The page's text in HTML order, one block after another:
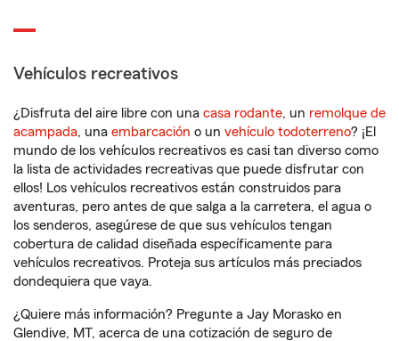
Vehículos recreativos
¿Disfruta del aire libre con una casa rodante, un remolque de
acampada, una embarcación o un vehículo todoterreno? ¡El
mundo de los vehículos recreativos es casi tan diverso como
la lista de actividades recreativas que puede disfrutar con
ellos! Los vehículos recreativos están construidos para
aventuras, pero antes de que salga a la carretera, el agua o
los senderos, asegúrese de que sus vehículos tengan
cobertura de calidad diseñada específicamente para
vehículos recreativos. Proteja sus artículos más preciados
dondequiera que vaya.
¿Quiere más información? Pregunte a Jay Morasko en
Glendive, MT, acerca de una cotización de seguro de